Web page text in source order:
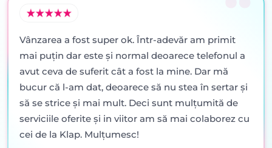
Vânzarea a fost super ok. Într-adevăr am primit
mai puţin dar este şi normal deoarece telefonul a
avut ceva de suferit cât a fost la mine. Dar mă
bucur că l-am dat, deoarece să nu stea în sertar şi
să se strice şi mai mult. Deci sunt mulţumită de
serviciile oferite şi in viitor am să mai colaborez cu
cei de la Klap. Mulţumesc!